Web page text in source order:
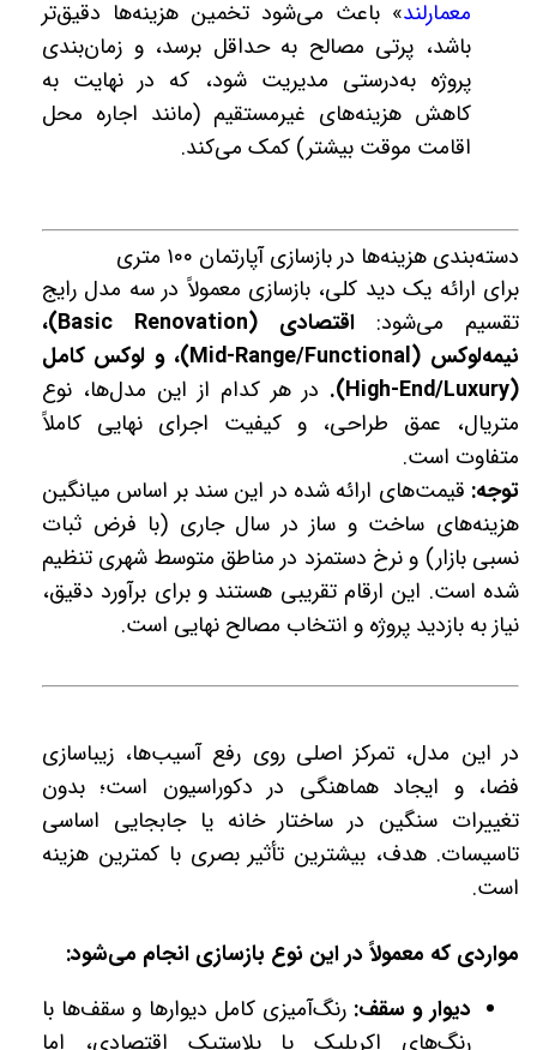
معمارلند» باعث می‌شود تخمین هزینه‌ها دقیق‌تر
باشد، پرتی مصالح به حداقل برسد، و زمان‌بندی
پروژه به‌درستی مدیریت شود، که در نهایت به
کاهش هزینه‌های غیرمستقیم (مانند اجاره محل
اقامت موقت بیشتر) کمک می‌کند.
دسته‌بندی هزینه‌ها در بازسازی آپارتمان ۱۰۰ متری
برای ارائه یک دید کلی، بازسازی معمولاً در سه مدل رایج
تقسیم می‌شود:
اقتصادی (Basic Renovation)،
نیمه‌لوکس (Mid-Range/Functional)، و لوکس کامل
(High-End/Luxury).
در هر کدام از این مدل‌ها، نوع
متریال، عمق طراحی، و کیفیت اجرای نهایی کاملاً
متفاوت است.
توجه: قیمت‌های ارائه شده در این سند بر اساس میانگین
هزینه‌های ساخت و ساز در سال جاری (با فرض ثبات
نسبی بازار) و نرخ دستمزد در مناطق متوسط شهری تنظیم
شده است. این ارقام تقریبی هستند و برای برآورد دقیق،
نیاز به بازدید پروژه و انتخاب مصالح نهایی است.
در این مدل، تمرکز اصلی روی رفع آسیب‌ها، زیباسازی
فضا، و ایجاد هماهنگی در دکوراسیون است؛ بدون
تغییرات سنگین در ساختار خانه یا جابجایی اساسی
تاسیسات. هدف، بیشترین تأثیر بصری با کمترین هزینه
است.
مواردی که معمولاً در این نوع بازسازی انجام می‌شود:
دیوار و سقف: رنگ‌آمیزی کامل دیوارها و سقف‌ها با
رنگ‌های اکریلیک یا پلاستیک اقتصادی، اما